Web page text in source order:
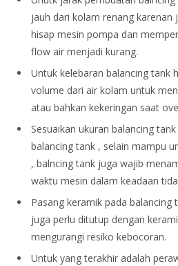
jauh dari kolam renang karenan
hisap mesin pompa dan
flow air menjadi kurang.
Untuk kelebaran balancing tank
volume dari air kolam untuk
atau bahkan kekeringan saat
Sesuaikan ukuran balancing
balancing tank , selain mampu
, balncing tank juga wajib
waktu mesin dalam keadaan
Pasang keramik pada balancing
juga perlu ditutup dengan
mengurangi resiko kebocoran.
Untuk yang terakhir adalah